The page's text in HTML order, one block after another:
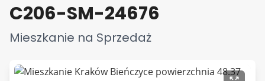
C206-SM-24676
Mieszkanie na Sprzedaż